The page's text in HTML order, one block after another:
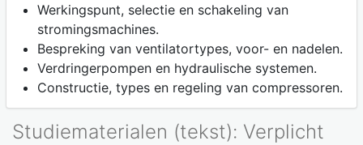
Werkingspunt, selectie en schakeling van
stromingsmachines.
Bespreking van ventilatortypes, voor- en nadelen.
Verdringerpompen en hydraulische systemen.
Constructie, types en regeling van compressoren.
Studiematerialen (tekst): Verplicht